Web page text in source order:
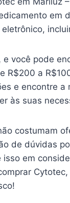
em
e você pode
R$200 a
e encontre a
às suas
costumam
de dúvidas
em